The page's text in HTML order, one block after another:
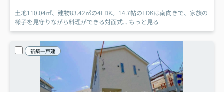
土地110.04㎡、建物83.42㎡の4LDK。14.7帖のLDKは南向きで、家族の
様子を見守りながら料理ができる対面式... もっと見る
新築一戸建